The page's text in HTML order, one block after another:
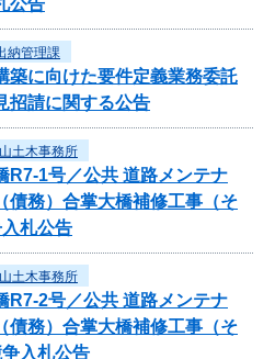
納管理課
築に向けた要件定義業務委託
招請に関する公告
土木事務所
R7-1号／公共 道路メンテナ
債務）合掌大橋補修工事（そ
札公告
土木事務所
R7-2号／公共 道路メンテナ
債務）合掌大橋補修工事（そ
入札公告